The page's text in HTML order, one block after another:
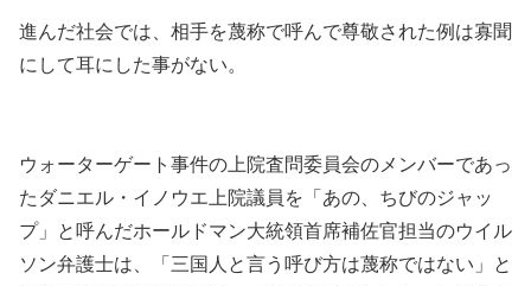
進んだ社会では、相手を蔑称で呼んで尊敬された例は寡聞
にして耳にした事がない。
ウォーターゲート事件の上院査問委員会のメンバーであっ
たダニエル・イノウエ上院議員を「あの、ちびのジャッ
プ」と呼んだホールドマン大統領首席補佐官担当のウイル
ソン弁護士は、「三国人と言う呼び方は蔑称ではない」と